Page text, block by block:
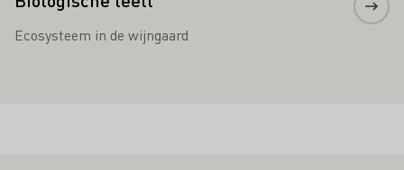
Ecosysteem in de wijngaard